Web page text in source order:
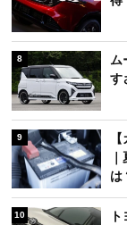
8
ム
す
9
は
10